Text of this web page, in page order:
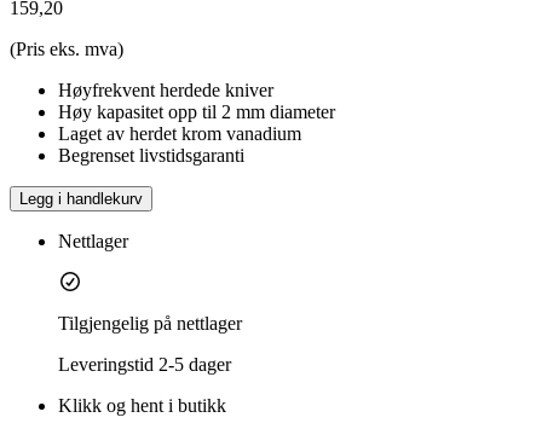
159,20
(Pris eks. mva)
Høyfrekvent herdede kniver
Høy kapasitet opp til 2 mm diameter
Laget av herdet krom vanadium
Begrenset livstidsgaranti
Legg i handlekurv
Nettlager
Tilgjengelig på nettlager
Leveringstid 2-5 dager
Klikk og hent i butikk